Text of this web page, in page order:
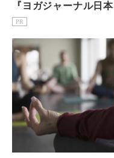
『ヨガジャーナル日本
版』予約購読のご案内
PR